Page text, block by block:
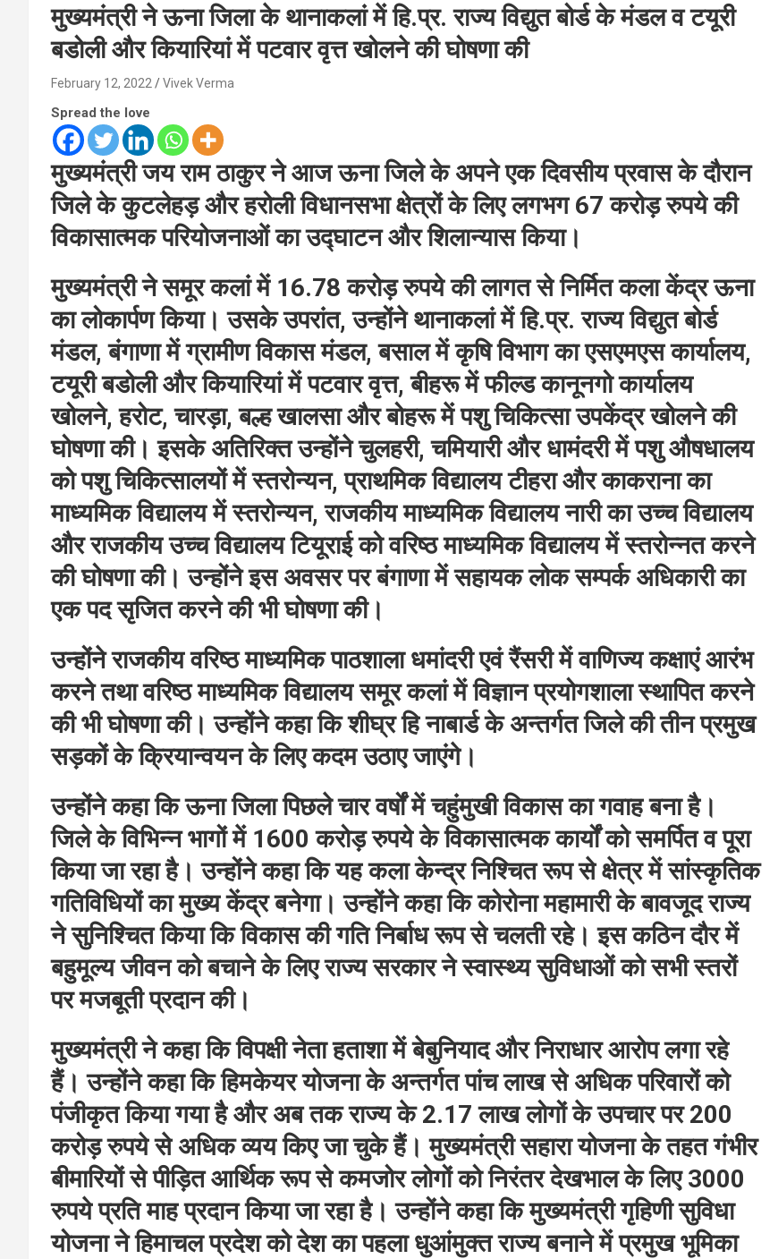
मुख्यमंत्री ने ऊना जिला के थानाकलां में हि.प्र. राज्य विद्युत बोर्ड के मंडल व टयूरी
बडोली और कियारियां में पटवार वृत्त खोलने की घोषणा की
February 12, 2022 Vivek Verma
Spread the love
मुख्यमंत्री जय राम ठाकुर ने आज ऊना जिले के अपने एक दिवसीय प्रवास के दौरान
जिले के कुटलेहड़ और हरोली विधानसभा क्षेत्रों के लिए लगभग 67 करोड़ रुपये की
विकासात्मक परियोजनाओं का उद्घाटन और शिलान्यास किया।
मुख्यमंत्री ने समूर कलां में 16.78 करोड़ रुपये की लागत से निर्मित कला केंद्र ऊना
का लोकार्पण किया। उसके उपरांत, उन्होंने थानाकलां में हि.प्र. राज्य विद्युत बोर्ड
मंडल, बंगाणा में ग्रामीण विकास मंडल, बसाल में कृषि विभाग का एसएमएस कार्यालय,
टयूरी बडोली और कियारियां में पटवार वृत्त, बीहरू में फील्ड कानूनगो कार्यालय
खोलने, हरोट, चारड़ा, बल्ह खालसा और बोहरू में पशु चिकित्सा उपकेंद्र खोलने की
घोषणा की। इसके अतिरिक्त उन्होंने चुलहरी, चमियारी और धामंदरी में पशु औषधालय
को पशु चिकित्सालयों में स्तरोन्यन, प्राथमिक विद्यालय टीहरा और काकराना का
माध्यमिक विद्यालय में स्तरोन्यन, राजकीय माध्यमिक विद्यालय नारी का उच्च विद्यालय
और राजकीय उच्च विद्यालय टियूराई को वरिष्ठ माध्यमिक विद्यालय में स्तरोन्नत करने
की घोषणा की। उन्होंने इस अवसर पर बंगाणा में सहायक लोक सम्पर्क अधिकारी का
एक पद सृजित करने की भी घोषणा की।
उन्होंने राजकीय वरिष्ठ माध्यमिक पाठशाला धमांदरी एवं रैंसरी में वाणिज्य कक्षाएं आरंभ
करने तथा वरिष्ठ माध्यमिक विद्यालय समूर कलां में विज्ञान प्रयोगशाला स्थापित करने
की भी घोषणा की। उन्होंने कहा कि शीघ्र हि नाबार्ड के अन्तर्गत जिले की तीन प्रमुख
सड़कों के क्रियान्वयन के लिए कदम उठाए जाएंगे।
उन्होंने कहा कि ऊना जिला पिछले चार वर्षों में चहुंमुखी विकास का गवाह बना है।
जिले के विभिन्न भागों में 1600 करोड़ रुपये के विकासात्मक कार्यों को समर्पित व पूरा
किया जा रहा है। उन्होंने कहा कि यह कला केन्द्र निश्चित रूप से क्षेत्र में सांस्कृतिक
गतिविधियों का मुख्य केंद्र बनेगा। उन्होंने कहा कि कोरोना महामारी के बावजूद राज्य
ने सुनिश्चित किया कि विकास की गति निर्बाध रूप से चलती रहे। इस कठिन दौर में
बहुमूल्य जीवन को बचाने के लिए राज्य सरकार ने स्वास्थ्य सुविधाओं को सभी स्तरों
पर मजबूती प्रदान की।
मुख्यमंत्री ने कहा कि विपक्षी नेता हताशा में बेबुनियाद और निराधार आरोप लगा रहे
हैं। उन्होंने कहा कि हिमकेयर योजना के अन्तर्गत पांच लाख से अधिक परिवारों को
पंजीकृत किया गया है और अब तक राज्य के 2.17 लाख लोगों के उपचार पर 200
करोड़ रुपये से अधिक व्यय किए जा चुके हैं। मुख्यमंत्री सहारा योजना के तहत गंभीर
बीमारियों से पीड़ित आर्थिक रूप से कमजोर लोगों को निरंतर देखभाल के लिए 3000
रुपये प्रति माह प्रदान किया जा रहा है। उन्होंने कहा कि मुख्यमंत्री गृहिणी सुविधा
योजना ने हिमाचल प्रदेश को देश का पहला धुआंमुक्त राज्य बनाने में प्रमुख भूमिका